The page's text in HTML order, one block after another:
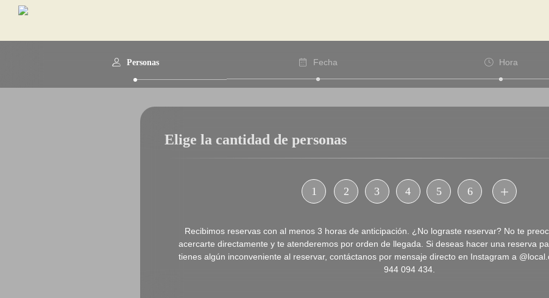
Personas Fecha Hora
Elige la cantidad de personas
1 2 3 4 5 6
Recibimos reservas con al menos 3 horas de anticipación. ¿No lograste reservar? No te
acercarte directamente y te atenderemos por orden de llegada. Si deseas hacer una reserva
tienes algún inconveniente al reservar, contáctanos por mensaje directo en Instagram a
944 094 434.